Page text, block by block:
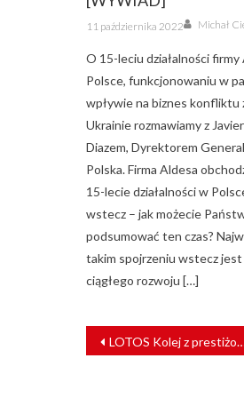
Posted
on
11 października 2022 Author
Michał
O 15-leciu działalności firmy
Polsce, funkcjonowaniu w
wpływie na biznes konfliktu
Ukrainie rozmawiamy z
Diazem, Dyrektorem
Polska. Firma Aldesa
15-lecie działalności w
wstecz – jak możecie
podsumować ten czas?
takim spojrzeniu wstecz
ciągłego rozwoju […]
NAWIGACJA
WPISU
LOTOS Kolej z prestiżowym tytułem Lidera Transportu Intermodalnego